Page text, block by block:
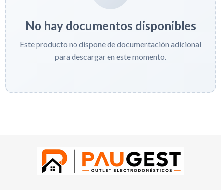
No hay documentos disponibles
Este producto no dispone de documentación adicional
para descargar en este momento.